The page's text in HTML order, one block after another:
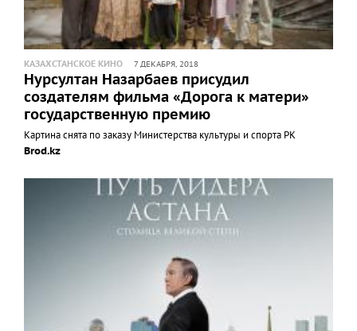
КАЗАХСТАНСКОЕ КИНО 7 ДЕКАБРЯ, 2018
Нурсултан Назарбаев присудил
создателям фильма «Дорога к матери»
государственную премию
Картина снята по заказу Министерства культуры и спорта РК
Brod.kz